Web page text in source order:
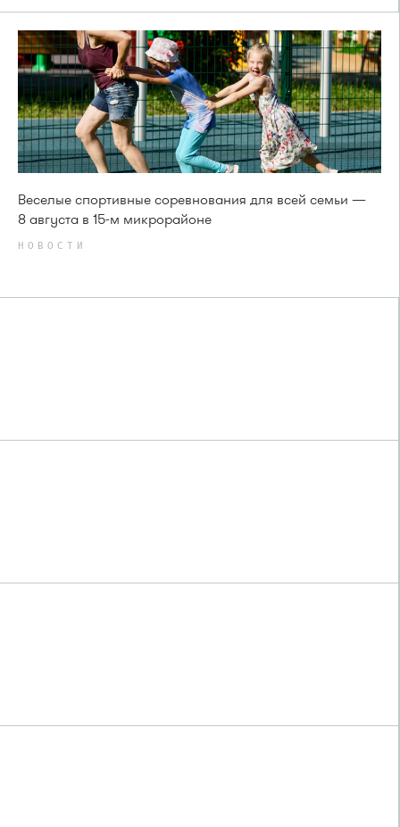
Веселые спортивные соревнования для всей семьи —
8 августа в 15-м микрорайоне
НОВОСТИ